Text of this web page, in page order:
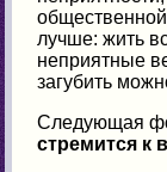
лучше: жить
неприятные
загубить
Следующая
стремится к